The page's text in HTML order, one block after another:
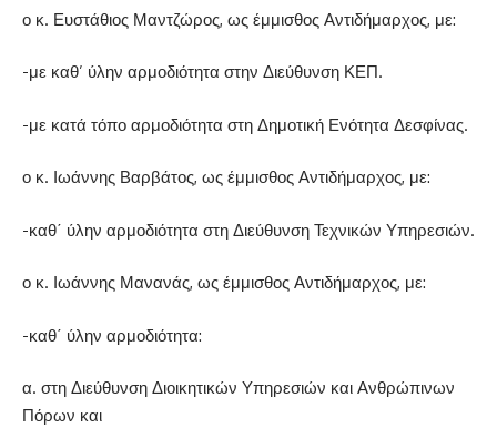
ο κ. Ευστάθιος Μαντζώρος, ως έμμισθος Αντιδήμαρχος, με:
-με καθ’ ύλην αρμοδιότητα στην Διεύθυνση ΚΕΠ.
-με κατά τόπο αρμοδιότητα στη Δημοτική Ενότητα Δεσφίνας.
ο κ. Ιωάννης Βαρβάτος, ως έμμισθος Αντιδήμαρχος, με:
-καθ΄ ύλην αρμοδιότητα στη Διεύθυνση Τεχνικών Υπηρεσιών.
ο κ. Ιωάννης Μανανάς, ως έμμισθος Αντιδήμαρχος, με:
-καθ΄ ύλην αρμοδιότητα:
α. στη Διεύθυνση Διοικητικών Υπηρεσιών και Ανθρώπινων
Πόρων και